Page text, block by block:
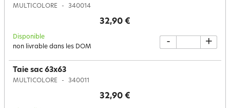
MULTICOLORE 340014
32,90 €
Disponible
non livrable dans les DOM
- +
Taie sac 63x63
MULTICOLORE 340011
32,90 €